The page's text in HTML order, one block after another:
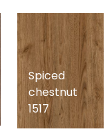
Spiced
chestnut
1517